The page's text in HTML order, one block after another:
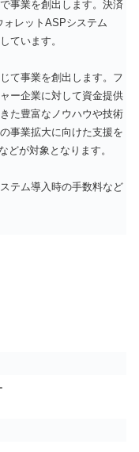
事業を創出します。決済
ォレットASPシステム
ています。
て事業を創出します。フ
ー企業に対して資金提供
た豊富なノウハウや技術
事業拡大に向けた支援を
どが対象となります。
テム導入時の手数料など